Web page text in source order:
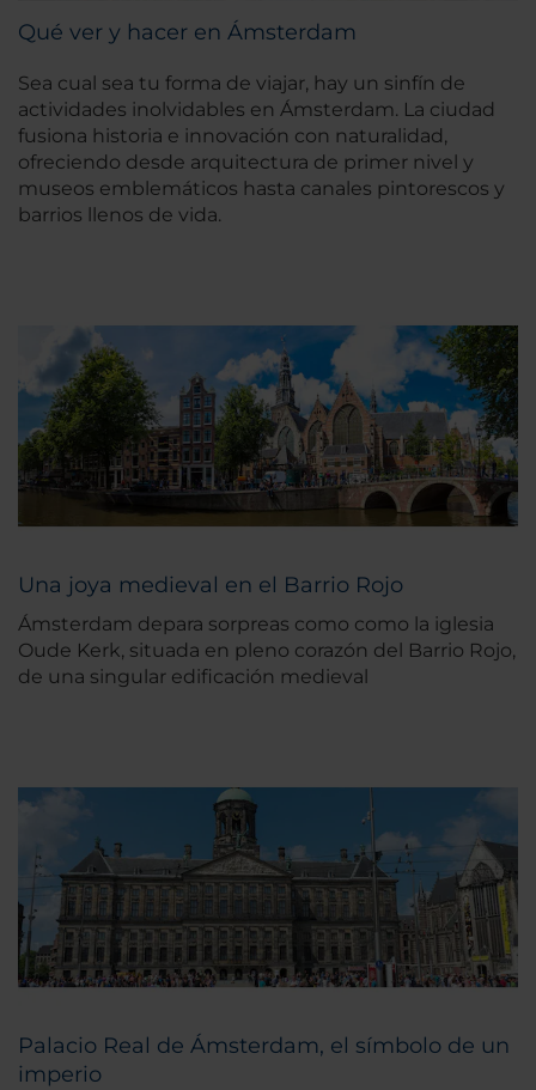
Qué ver y hacer en Ámsterdam
Sea cual sea tu forma de viajar, hay un sinfín de
actividades inolvidables en Ámsterdam. La ciudad
fusiona historia e innovación con naturalidad,
ofreciendo desde arquitectura de primer nivel y
museos emblemáticos hasta canales pintorescos y
barrios llenos de vida.
Una joya medieval en el Barrio Rojo
Ámsterdam depara sorpreas como como la iglesia
Oude Kerk, situada en pleno corazón del Barrio Rojo,
de una singular edificación medieval
Palacio Real de Ámsterdam, el símbolo de un
imperio